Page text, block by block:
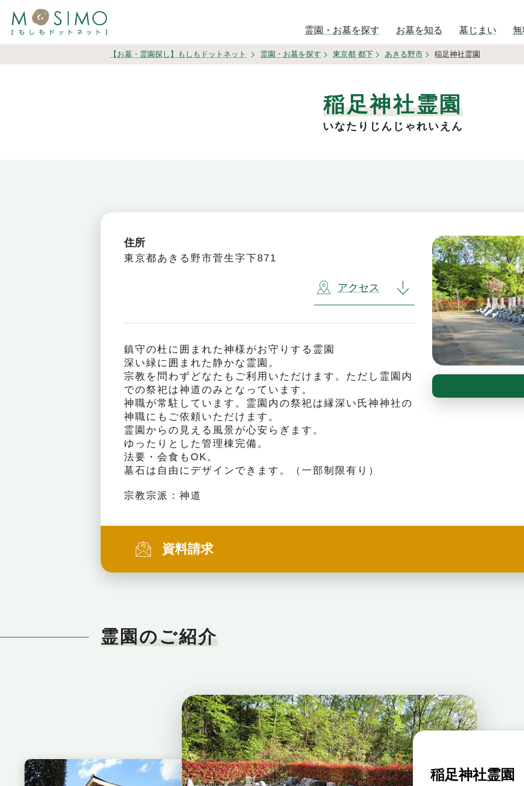
霊園・お墓を探す お墓を知る 墓じまい 無
【お墓・霊園探し】もしもドットネット 霊園・お墓を探す 東京都 都下 あきる野市 稲足神社霊園
稲足神社霊園
いなたりじんじゃれいえん
住所
東京都あきる野市菅生字下871
アクセス
鎮守の杜に囲まれた神様がお守りする霊園
深い緑に囲まれた静かな霊園。
宗教を問わずどなたもご利用いただけます。ただし霊園内
での祭祀は神道のみとなっています。
神職が常駐しています。霊園内の祭祀は縁深い氏神神社の
神職にもご依頼いただけます。
霊園からの見える風景が心安らぎます。
ゆったりとした管理棟完備。
法要・会食もOK。
墓石は自由にデザインできます。（一部制限有り）
宗教宗派：神道
資料請求
霊園のご紹介
稲足神社霊園